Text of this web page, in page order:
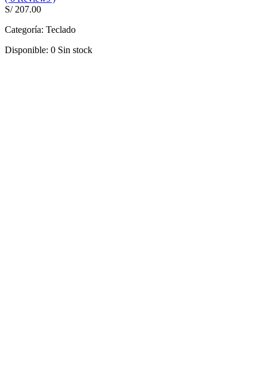
S/ 207.00
Categoría: Teclado
Disponible: 0 Sin stock